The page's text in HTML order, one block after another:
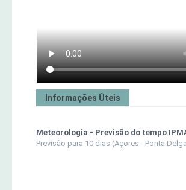
Informações Úteis
Meteorologia - Previsão do tempo
Previsão para 10 dias (Açores - Ponta